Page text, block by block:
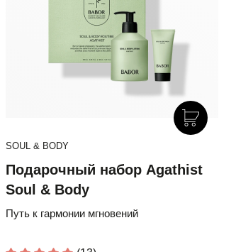
DOCTOR BABOR SOLAR DEFENSE
Солнцезащитный Крем Для
Сияния Кожи SPF 50+ с
Эктоином и Провитамином D
6% комплекс провитамин D-
SOUL & BODY
Подарочный набор Agathist
Soul & Body
Путь к гармонии мгновений